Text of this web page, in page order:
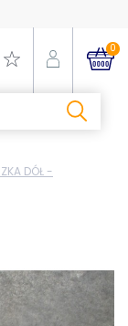
0
DÓŁ -